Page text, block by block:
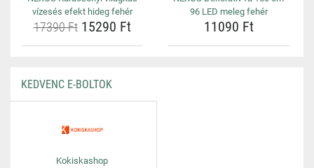
vízesés efekt hideg fehér
17390 Ft15290 Ft
96 LED meleg fehér
11090 Ft
KEDVENC E-BOLTOK
Kokiskashop